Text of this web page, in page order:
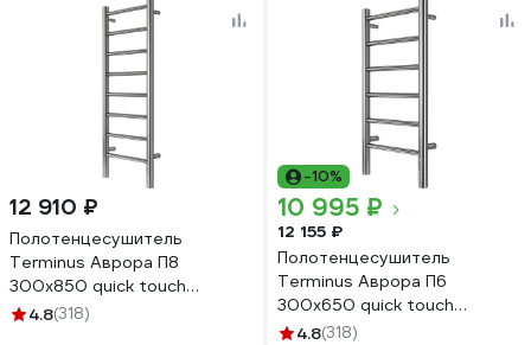
12 910 ₽
Полотенцесушитель
Terminus Аврора П8
300x850 quick touch
4670078541833
4.8(318)
-10%
10 995 ₽
12 155 ₽
Полотенцесушитель
Terminus Аврора П6
300x650 quick touch
4670078541826
4.8(318)